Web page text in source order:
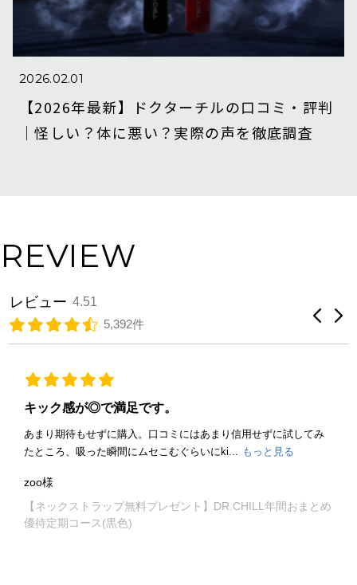
2026.02.01
【2026年最新】ドクターチルの口コミ・評判
｜怪しい？体に悪い？実際の声を徹底調査
REVIEW
レビュー 4.51
5,392件
キック感が◎で満足です。
あまり期待もせずに購入。口コミにはあまり信用せずに試してみ
たところ、吸った瞬間にムセこむぐらいにki...
もっと見る
zoo様
【ネックストラップ無料プレゼント】DR.CHILL年間おまとめ
優待定期コース(黒色)